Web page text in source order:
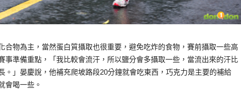
合物為主，當然蛋白質攝取也很重要，避免吃炸的食物，賽前攝取一些高
事準備重點，「我比較會流汗，所以鹽分會多攝取一些，當流出來的汗比
。」晏慶說，他補充爬坡路段20分鐘就會吃東西，巧克力是主要的補給
會喝一些。